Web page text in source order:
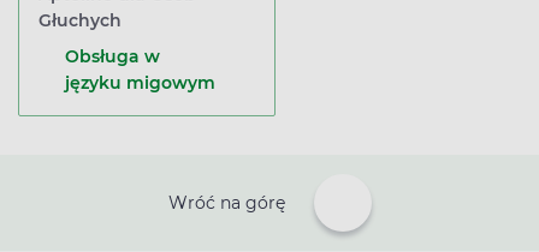
Głuchych
Obsługa w
języku migowym
Wróć na górę